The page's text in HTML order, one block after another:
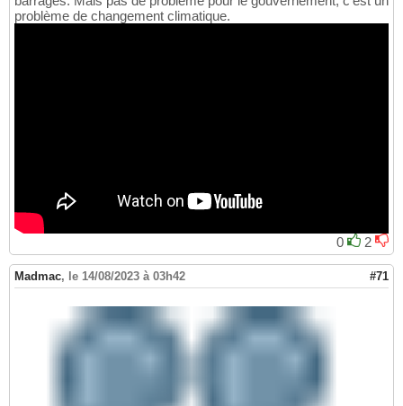
problème de changement climatique.
0 2
Madmac, le 14/08/2023 à 03h42 #71